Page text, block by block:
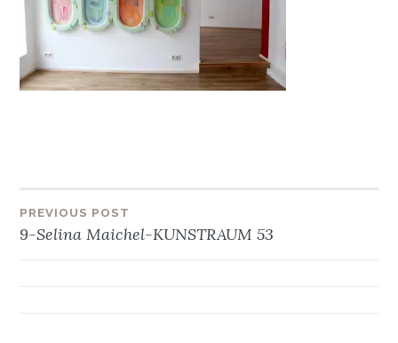
Beitragsnavigation
PREVIOUS POST
9-Selina Maichel-KUNSTRAUM 53